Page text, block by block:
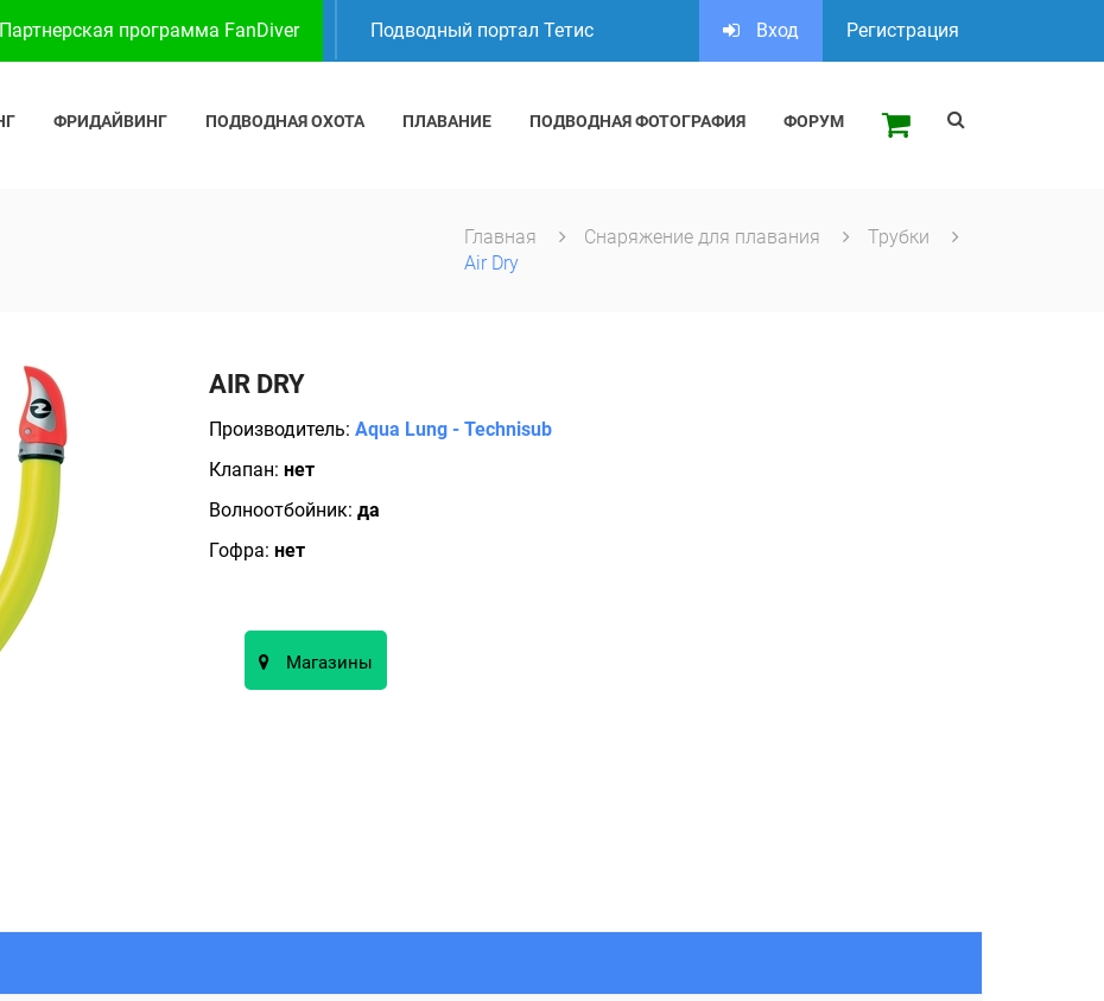
Партнерская программа FanDiver Подводный портал Тетис Вход Регистрация
ФРИДАЙВИНГ ПОДВОДНАЯ ОХОТА ПЛАВАНИЕ ПОДВОДНАЯ ФОТОГРАФИЯ ФОРУМ
Главная Снаряжение для плавания
Трубки
Air Dry
AIR DRY
Производитель: Aqua Lung - Technisub
Клапан: нет
Волноотбойник: да
Гофра: нет
Магазины